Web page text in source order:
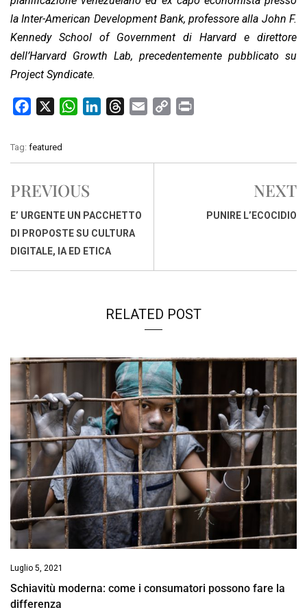
la Inter-American Development Bank, professore alla John F.
Kennedy School of Government di Harvard e direttore
dell’Harvard Growth Lab, precedentemente pubblicato su
Project Syndicate.
c
e
o
o
k
W
t
A
p
p
k
I
n
e
s
i
y
n
Tag: featured
PREVIOUS
E’ URGENTE UN PACCHETTO
DI PROPOSTE SU CULTURA
DIGITALE, IA ED ETICA
NEXT
PUNIRE L’ECOCIDIO
RELATED POST
Luglio 5, 2021
Schiavitù moderna: come i consumatori possono fare la
differenza